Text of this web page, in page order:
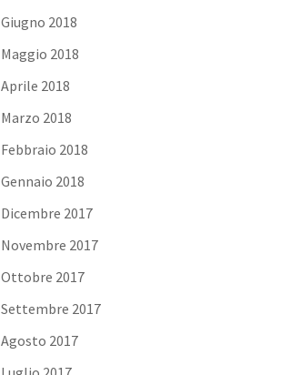
Giugno 2018
Maggio 2018
Aprile 2018
Marzo 2018
Febbraio 2018
Gennaio 2018
Dicembre 2017
Novembre 2017
Ottobre 2017
Settembre 2017
Agosto 2017